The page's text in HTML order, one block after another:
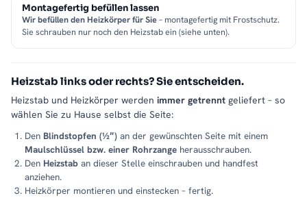
Montagefertig befüllen lassen
Wir befüllen den Heizkörper für Sie– montagefertig mit Frostschutz.
Sie schrauben nur noch den Heizstab ein (siehe unten).
Heizstab links oder rechts? Sie entscheiden.
Heizstab und Heizkörper werden immer getrennt geliefert – so
wählen Sie zu Hause selbst die Seite:
Den Blindstopfen (½″) an der gewünschten Seite mit einem
Maulschlüssel bzw. einer Rohrzange herausschrauben.
Den Heizstab an dieser Stelle einschrauben und handfest
anziehen.
Heizkörper montieren und einstecken – fertig.